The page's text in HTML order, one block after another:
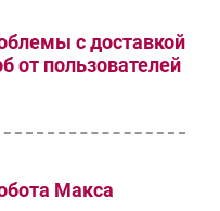
с доставкой
от пользователей
Макса